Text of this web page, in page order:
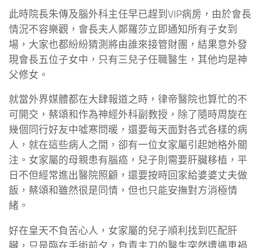
此時院長朱傳及腦外科主任早已趕到VIP病房，由於會長
情況不容樂觀，會長夫人鄭羅莎立即通知所有子女到
場，大家也都紛紛猜測將由誰來接管財團，結果意外發
現會長五位子女中，只有三兒子任職醫生，其他均是神
父修女。
就當外界媒體都在大肆報道之時，律帝醫院也算忙的不
可開交，蔡頌和作為神經外科副教授，除了隨時周旋在
幾個同行好友中噓寒問暖，還要每天面對各式各樣的病
人，就在這些病人之間，卻有一位女家屬引起她格外關
注。女家屬的母親患有腦癌，兒子則需要肝臟移植，平
日不但經常進出醫院照顧，還要按時回家給婆婆丈夫做
飯，蔡頌和雖然很是同情，但也只能安撫對方消極情
緒。
好在皇天不負苦心人，女家屬的兒子順利找到匹配肝